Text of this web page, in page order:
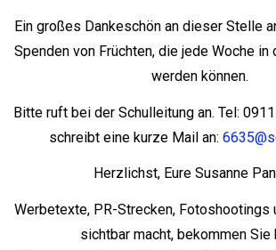
Ein großes Dankeschön an dieser Stelle
Spenden von Früchten, die jede Woche
werden können.
Bitte ruft bei der Schulleitung an. Tel:
schreibt eine kurze Mail an:
Herzlichst, Eure Susanne
Werbetexte, PR-Strecken, Fotoshootings
sichtbar macht, bekommen Sie